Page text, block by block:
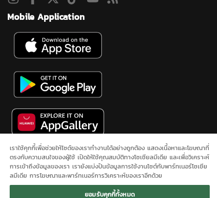
Mobile Application
ดูสดช่อง 31 ละคร ซิตคอม&ซีรีส์ ข่าวช่องวัน ผังรายการ
นโยบาย
ความเป็นส่วนตัว
ONEE ติดต่อเรา SITEMAP
เราใช้คุกกี้เพื่อช่วยให้ไซต์ของเราทำงานได้อย่างถูกต้อง แสดงเนื้อหาและโฆษณาที่
ตรงกับความสนใจของผู้ใช้ เปิดให้ใช้คุณสมบัติทางโซเชียลมีเดีย และเพื่อวิเคราะห์
การเข้าถึงข้อมูลของเรา เรายังแบ่งปันข้อมูลการใช้งานไซต์กับพาร์ทเนอร์โซเชีย
ลมีเดีย การโฆษณาและพาร์ทเนอร์การวิเคราะห์ของเราอีกด้วย
ยอมรับคุกกี้ทั้งหมด